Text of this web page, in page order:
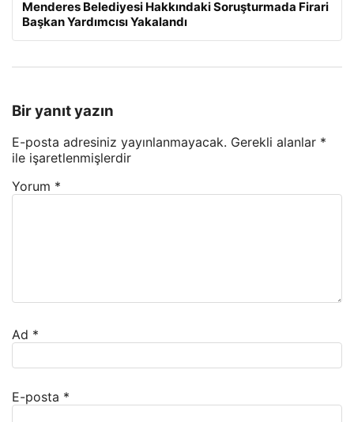
Menderes Belediyesi Hakkındaki Soruşturmada Firari
Başkan Yardımcısı Yakalandı
Bir yanıt yazın
E-posta adresiniz yayınlanmayacak. Gerekli alanlar *
ile işaretlenmişlerdir
Yorum *
Ad *
E-posta *